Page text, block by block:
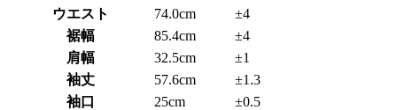
ウエスト
74.0cm
±4
裾幅
85.4cm
±4
肩幅
32.5cm
±1
袖丈
57.6cm
±1.3
袖口
25cm ±0.5